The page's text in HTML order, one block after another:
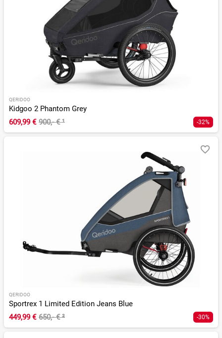
QERIDOO
Kidgoo 2 Phantom Grey
609,99 € 900,- €¹ -32%
QERIDOO
Sportrex 1 Limited Edition Jeans Blue
449,99 € 650,- €² -30%